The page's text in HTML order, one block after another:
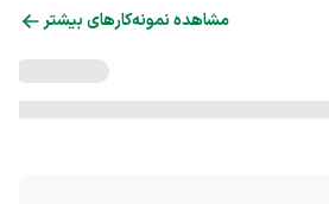
مشاهده نمونه‌کارهای بیشتر